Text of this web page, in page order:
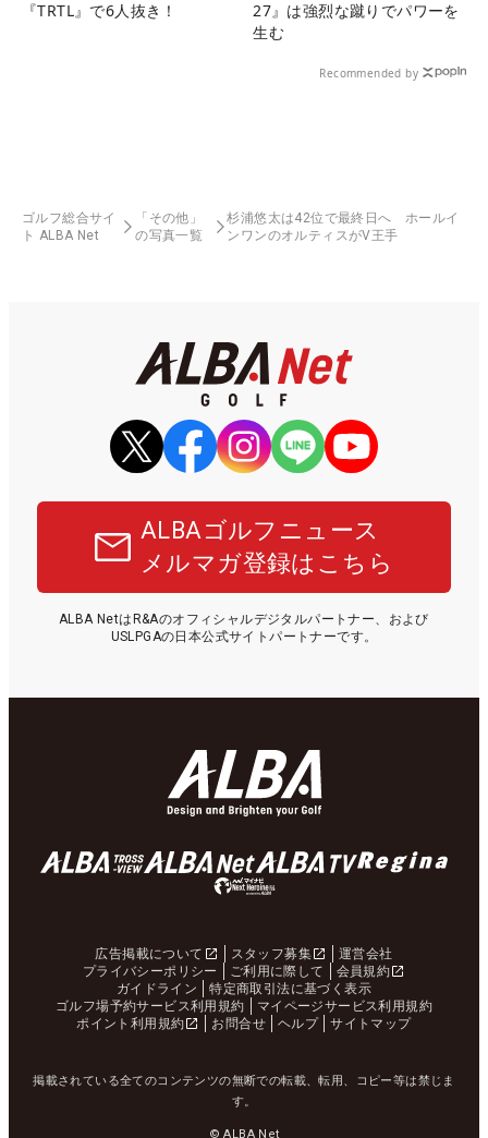
『TRTL』で6人抜き！
27』は強烈な蹴りでパワーを
生む
Recommended by
ゴルフ総合サイ
ト ALBA Net
「その他」
の写真一覧
杉浦悠太は42位で最終日へ ホールイ
ンワンのオルティスがV王手
ALBAゴルフニュース
メルマガ登録はこちら
ALBA NetはR&Aのオフィシャルデジタルパートナー、および
USLPGAの日本公式サイトパートナーです。
広告掲載について スタッフ募集
運営会社
プライバシーポリシー
ご利用に際して
会員規約
ガイドライン
特定商取引法に基づく表示
ゴルフ場予約サービス利用規約
マイページサービス利用規約
ポイント利用規約
お問合せ ヘルプ サイトマップ
掲載されている全てのコンテンツの無断での転載、転用、コピー等は禁じま
す。
© ALBA Net